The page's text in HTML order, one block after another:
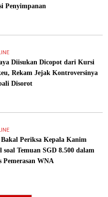
Penyimpanan
Diisukan Dicopot dari Kursi
Rekam Jejak Kontroversinya
Disorot
Periksa Kepala Kanim
soal Temuan SGD 8.500 dalam
Pemerasan WNA